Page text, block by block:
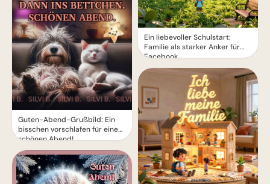
Guten-Abend-Grußbild: Ein
bisschen vorschlafen für einen
schönen Abend!
Ein liebevoller Schulstart:
Familie als starker Anker für
Facebook